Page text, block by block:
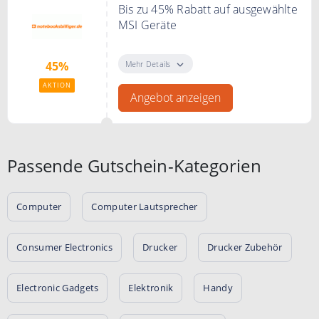
45%
AKTION
Bis zu 45% Rabatt auf ausgewählte
MSI Geräte
ausgewählte MSI Laptops,
Mehr Details
Angebot anzeigen
Passende Gutschein-Kategorien
Computer Computer Lautsprecher
Consumer Electronics Drucker Drucker Zubehör
Electronic Gadgets Elektronik Handy